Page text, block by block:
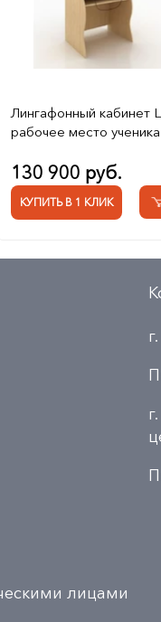
Лингафонный кабинет
рабочее место ученика
130 900 руб.
КУПИТЬ В 1 КЛИК
лицами